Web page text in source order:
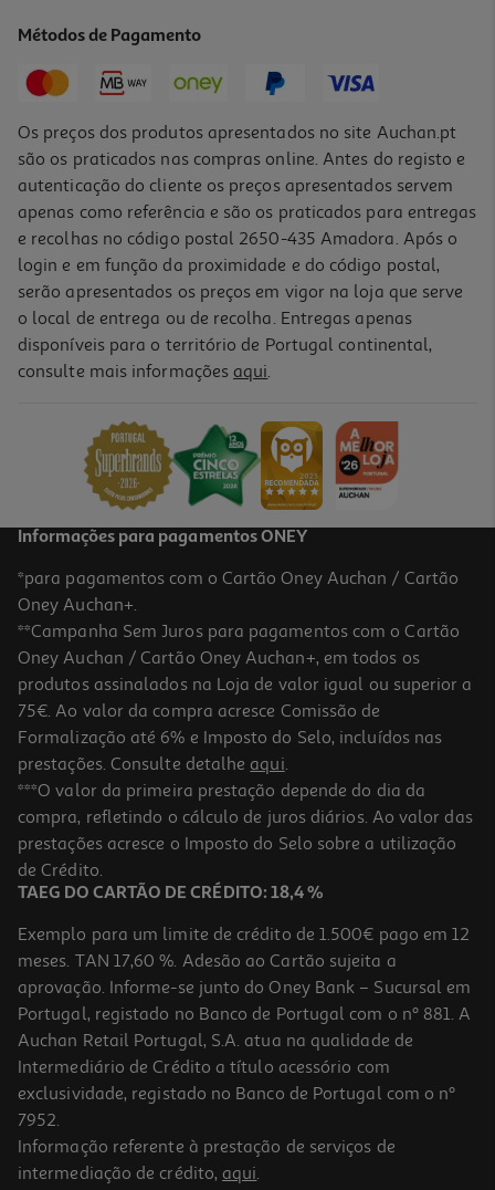
-37%
4.6
Sérum De Rosto Tratamento Avançado Antimanchas Cellular
Price reduced from
17,63 €
Serum Facial Inteligente Antimachas Babaria 30 Ml.
266.33 €/Lt
7,99 €
Sérum Dermo Expertise Corretor Anti-Manchas 30ml
Métodos de Pagamento
Os preços dos produtos apresentados no site Auchan.pt
são os praticados nas compras online. Antes do registo e
autenticação do cliente os preços apresentados servem
apenas como referência e são os praticados para entregas
e recolhas no código postal 2650-435 Amadora. Após o
login e em função da proximidade e do código postal,
serão apresentados os preços em vigor na loja que serve
o local de entrega ou de recolha. Entregas apenas
disponíveis para o território de Portugal continental,
consulte mais informações aqui.
Informações para pagamentos ONEY
*para pagamentos com o Cartão Oney Auchan / Cartão
Oney Auchan+.
**Campanha Sem Juros para pagamentos com o Cartão
Oney Auchan / Cartão Oney Auchan+, em todos os
produtos assinalados na Loja de valor igual ou superior a
75€. Ao valor da compra acresce Comissão de
Formalização até 6% e Imposto do Selo, incluídos nas
prestações. Consulte detalhe aqui.
***O valor da primeira prestação depende do dia da
compra, refletindo o cálculo de juros diários. Ao valor das
prestações acresce o Imposto do Selo sobre a utilização
de Crédito.
TAEG DO CARTÃO DE CRÉDITO: 18,4 %
Exemplo para um limite de crédito de 1.500€ pago em 12
meses. TAN 17,60 %. Adesão ao Cartão sujeita a
aprovação. Informe-se junto do Oney Bank – Sucursal em
Portugal, registado no Banco de Portugal com o nº 881. A
Auchan Retail Portugal, S.A. atua na qualidade de
Intermediário de Crédito a título acessório com
exclusividade, registado no Banco de Portugal com o nº
7952.
Informação referente à prestação de serviços de
intermediação de crédito, aqui.